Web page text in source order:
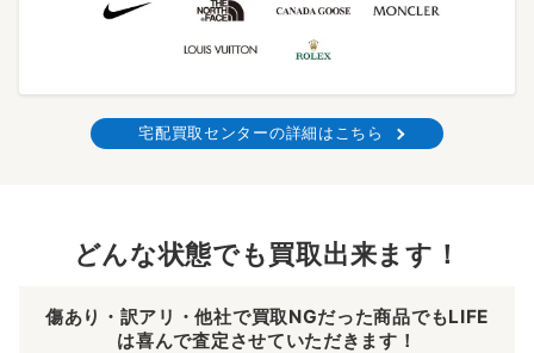
宅配買取センターの詳細はこちら
どんな状態でも買取出来ます！
傷あり・訳アリ・他社で買取NGだった商品でもLIFE
は喜んで査定させていただきます！